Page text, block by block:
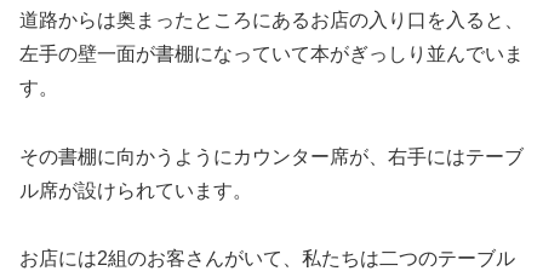
道路からは奥まったところにあるお店の入り口を入ると、
左手の壁一面が書棚になっていて本がぎっしり並んでいま
す。
その書棚に向かうようにカウンター席が、右手にはテーブ
ル席が設けられています。
お店には2組のお客さんがいて、私たちは二つのテーブル